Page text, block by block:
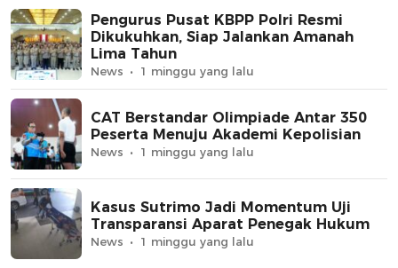
Pengurus Pusat KBPP Polri Resmi
Dikukuhkan, Siap Jalankan Amanah
Lima Tahun
News 1 minggu yang lalu
CAT Berstandar Olimpiade Antar 350
Peserta Menuju Akademi Kepolisian
News 1 minggu yang lalu
Kasus Sutrimo Jadi Momentum Uji
Transparansi Aparat Penegak Hukum
News 1 minggu yang lalu